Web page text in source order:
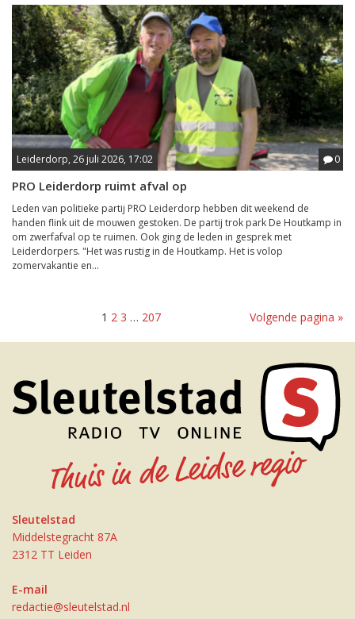
Leiderdorp, 26 juli 2026, 17:02 0
PRO Leiderdorp ruimt afval op
Leden van politieke partij PRO Leiderdorp hebben dit weekend de
handen flink uit de mouwen gestoken. De partij trok park De Houtkamp in
om zwerfafval op te ruimen. Ook ging de leden in gesprek met
Leiderdorpers. "Het was rustig in de Houtkamp. Het is volop
zomervakantie en...
1 2 3 … 207 Volgende pagina »
Sleutelstad
Middelstegracht 87A
2312 TT Leiden
E-mail
redactie@sleutelstad.nl